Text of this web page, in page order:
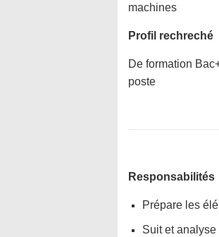
machines
Profil rechreché
De formation
poste
Responsabilités
Prépare les
Suit et